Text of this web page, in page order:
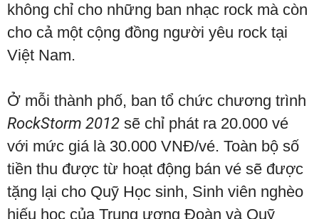
không chỉ cho những ban nhạc rock mà còn
cho cả một cộng đồng người yêu rock tại
Việt Nam.
Ở mỗi thành phố, ban tổ chức chương trình
RockStorm 2012 sẽ chỉ phát ra 20.000 vé
với mức giá là 30.000 VNĐ/vé. Toàn bộ số
tiền thu được từ hoạt động bán vé sẽ được
tặng lại cho Quỹ Học sinh, Sinh viên nghèo
hiếu học của Trung ương Đoàn và Quỹ